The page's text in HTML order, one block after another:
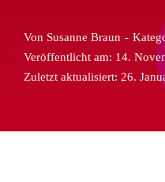
Von Susanne Braun -
Veröffentlicht am: 14.
Zuletzt aktualisiert: 26.